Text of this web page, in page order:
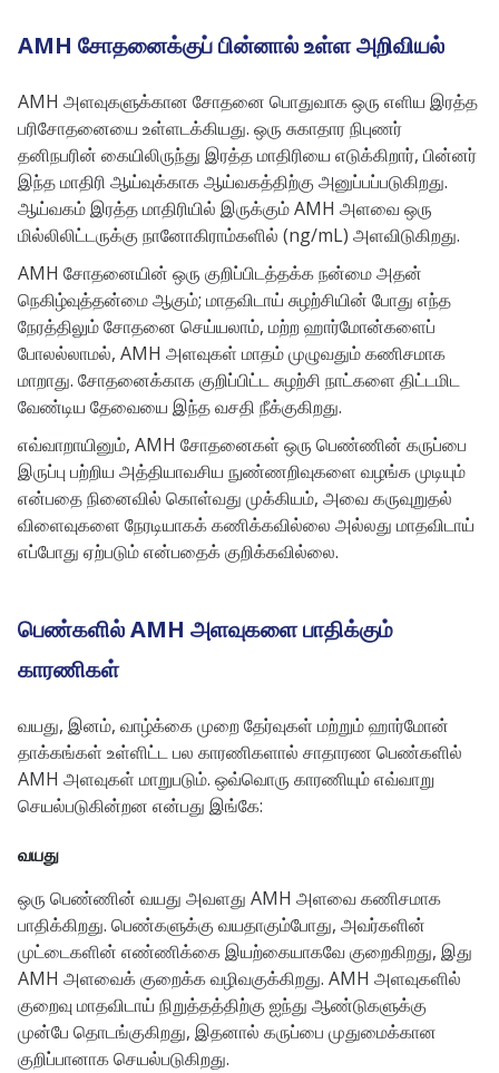
AMH சோதனைக்குப் பின்னால் உள்ள அறிவியல்
AMH அளவுகளுக்கான சோதனை பொதுவாக ஒரு எளிய இரத்த
பரிசோதனையை உள்ளடக்கியது. ஒரு சுகாதார நிபுணர்
தனிநபரின் கையிலிருந்து இரத்த மாதிரியை எடுக்கிறார், பின்னர்
இந்த மாதிரி ஆய்வுக்காக ஆய்வகத்திற்கு அனுப்பப்படுகிறது.
ஆய்வகம் இரத்த மாதிரியில் இருக்கும் AMH அளவை ஒரு
மில்லிலிட்டருக்கு நானோகிராம்களில் (ng/mL) அளவிடுகிறது.
AMH சோதனையின் ஒரு குறிப்பிடத்தக்க நன்மை அதன்
நெகிழ்வுத்தன்மை ஆகும்; மாதவிடாய் சுழற்சியின் போது எந்த
நேரத்திலும் சோதனை செய்யலாம், மற்ற ஹார்மோன்களைப்
போலல்லாமல், AMH அளவுகள் மாதம் முழுவதும் கணிசமாக
மாறாது. சோதனைக்காக குறிப்பிட்ட சுழற்சி நாட்களை திட்டமிட
வேண்டிய தேவையை இந்த வசதி நீக்குகிறது.
எவ்வாறாயினும், AMH சோதனைகள் ஒரு பெண்ணின் கருப்பை
இருப்பு பற்றிய அத்தியாவசிய நுண்ணறிவுகளை வழங்க முடியும்
என்பதை நினைவில் கொள்வது முக்கியம், அவை கருவுறுதல்
விளைவுகளை நேரடியாகக் கணிக்கவில்லை அல்லது மாதவிடாய்
எப்போது ஏற்படும் என்பதைக் குறிக்கவில்லை.
பெண்களில் AMH அளவுகளை பாதிக்கும்
காரணிகள்
வயது, இனம், வாழ்க்கை முறை தேர்வுகள் மற்றும் ஹார்மோன்
தாக்கங்கள் உள்ளிட்ட பல காரணிகளால் சாதாரண பெண்களில்
AMH அளவுகள் மாறுபடும். ஒவ்வொரு காரணியும் எவ்வாறு
செயல்படுகின்றன என்பது இங்கே:
வயது
ஒரு பெண்ணின் வயது அவளது AMH அளவை கணிசமாக
பாதிக்கிறது. பெண்களுக்கு வயதாகும்போது, ​​​​அவர்களின்
முட்டைகளின் எண்ணிக்கை இயற்கையாகவே குறைகிறது, இது
AMH அளவைக் குறைக்க வழிவகுக்கிறது. AMH அளவுகளில்
குறைவு மாதவிடாய் நிறுத்தத்திற்கு ஐந்து ஆண்டுகளுக்கு
முன்பே தொடங்குகிறது, இதனால் கருப்பை முதுமைக்கான
குறிப்பானாக செயல்படுகிறது.